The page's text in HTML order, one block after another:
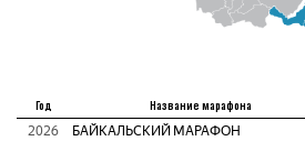
Год Название марафона
2026 БАЙКАЛЬСКИЙ МАРАФОН